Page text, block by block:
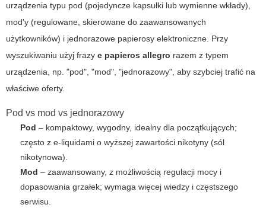
urządzenia typu pod (pojedyncze kapsułki lub wymienne wkłady),
mod'y (regulowane, skierowane do zaawansowanych
użytkowników) i jednorazowe papierosy elektroniczne. Przy
wyszukiwaniu użyj frazy e papieros allegro razem z typem
urządzenia, np. "pod", "mod", "jednorazowy", aby szybciej trafić na
właściwe oferty.
Pod vs mod vs jednorazowy
Pod – kompaktowy, wygodny, idealny dla początkujących;
często z e-liquidami o wyższej zawartości nikotyny (sól
nikotynowa).
Mod – zaawansowany, z możliwością regulacji mocy i
dopasowania grzałek; wymaga więcej wiedzy i częstszego
serwisu.